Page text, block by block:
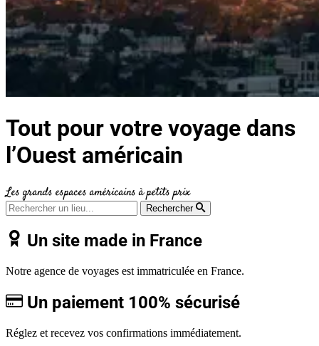
Tout pour votre voyage dans
l’Ouest américain
Les grands espaces américains à petits prix
Rechercher
Un site made in France
Notre agence de voyages est immatriculée en France.
Un paiement 100% sécurisé
Réglez et recevez vos confirmations immédiatement.